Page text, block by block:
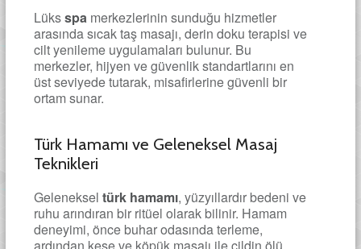
Lüksspamerkezlerinin sunduğu hizmetler
arasında sıcak taş masajı, derin doku terapisi ve
cilt yenileme uygulamaları bulunur. Bu
merkezler, hijyen ve güvenlik standartlarını en
üst seviyede tutarak, misafirlerine güvenli bir
ortam sunar.
Türk Hamamı ve Geleneksel Masaj
Teknikleri
Geleneksel türk hamamı, yüzyıllardır bedeni ve
ruhu arındıran bir ritüel olarak bilinir. Hamam
deneyimi, önce buhar odasında terleme,